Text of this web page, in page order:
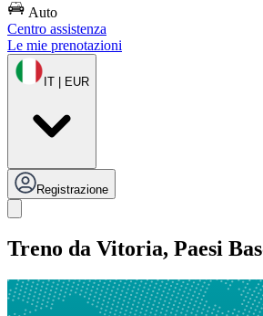
Auto
Centro assistenza
Le mie prenotazioni
IT | EUR
Registrazione
Treno da Vitoria, Paesi